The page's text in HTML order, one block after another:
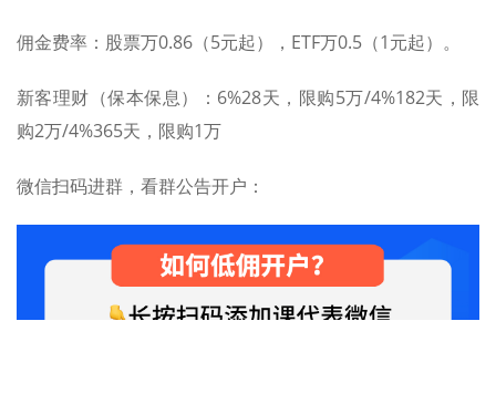
佣金费率：股票万0.86（5元起），ETF万0.5（1元起）。
新客理财（保本保息）： 6%28天，限购5万/4%182天，限
购2万/4%365天，限购1万
微信扫码进群，看群公告开户：